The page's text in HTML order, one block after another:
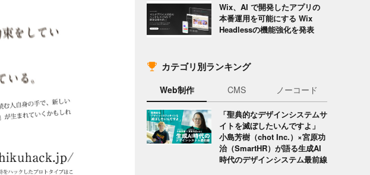
Wix、AI で開発したアプリの
本番運用を可能にする Wix
Headlessの機能強化を発表
カテゴリ別ランキング
Web制作 CMS ノーコード
「聖典的なデザインシステムサ
イトを滅ぼしたいんですよ」
小島芳樹（chot Inc.）×宮原功
治（SmartHR）が語る生成AI
時代のデザインシステム最前線